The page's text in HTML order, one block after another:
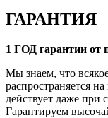
ГАРАНТИЯ
1 ГОД гарантии от
Мы знаем, что
распространяется
действует даже при
Гарантируем